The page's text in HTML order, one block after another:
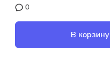
0
В корзину